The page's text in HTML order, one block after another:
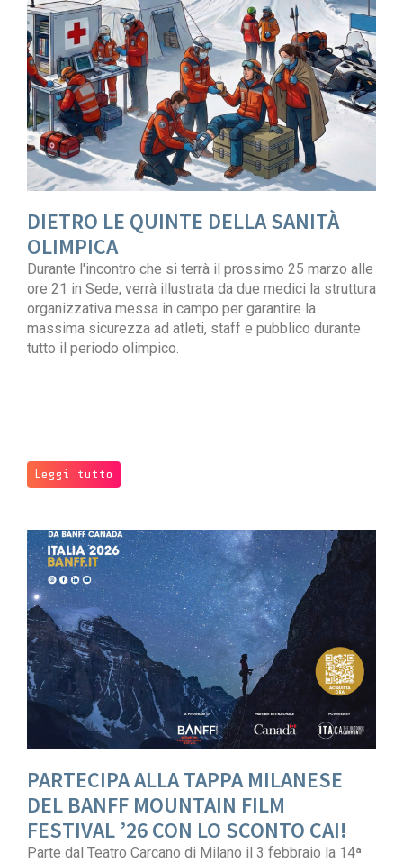
DIETRO LE QUINTE DELLA SANITÀ
OLIMPICA
Durante l'incontro che si terrà il prossimo 25 marzo alle
ore 21 in Sede, verrà illustrata da due medici la struttura
organizzativa messa in campo per garantire la
massima sicurezza ad atleti, staff e pubblico durante
tutto il periodo olimpico.
Leggi tutto
PARTECIPA ALLA TAPPA MILANESE
DEL BANFF MOUNTAIN FILM
FESTIVAL ’26 CON LO SCONTO CAI!
Parte dal Teatro Carcano di Milano il 3 febbraio la 14ª